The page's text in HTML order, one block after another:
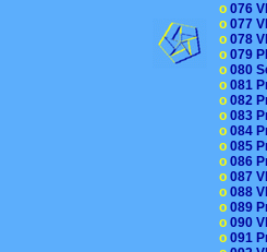
o 076
o 077
o 078
o 079
o 080
o 081
o 082
o 083
o 084
o 085
o 086
o 087
o 088
o 089
o 090
o 091